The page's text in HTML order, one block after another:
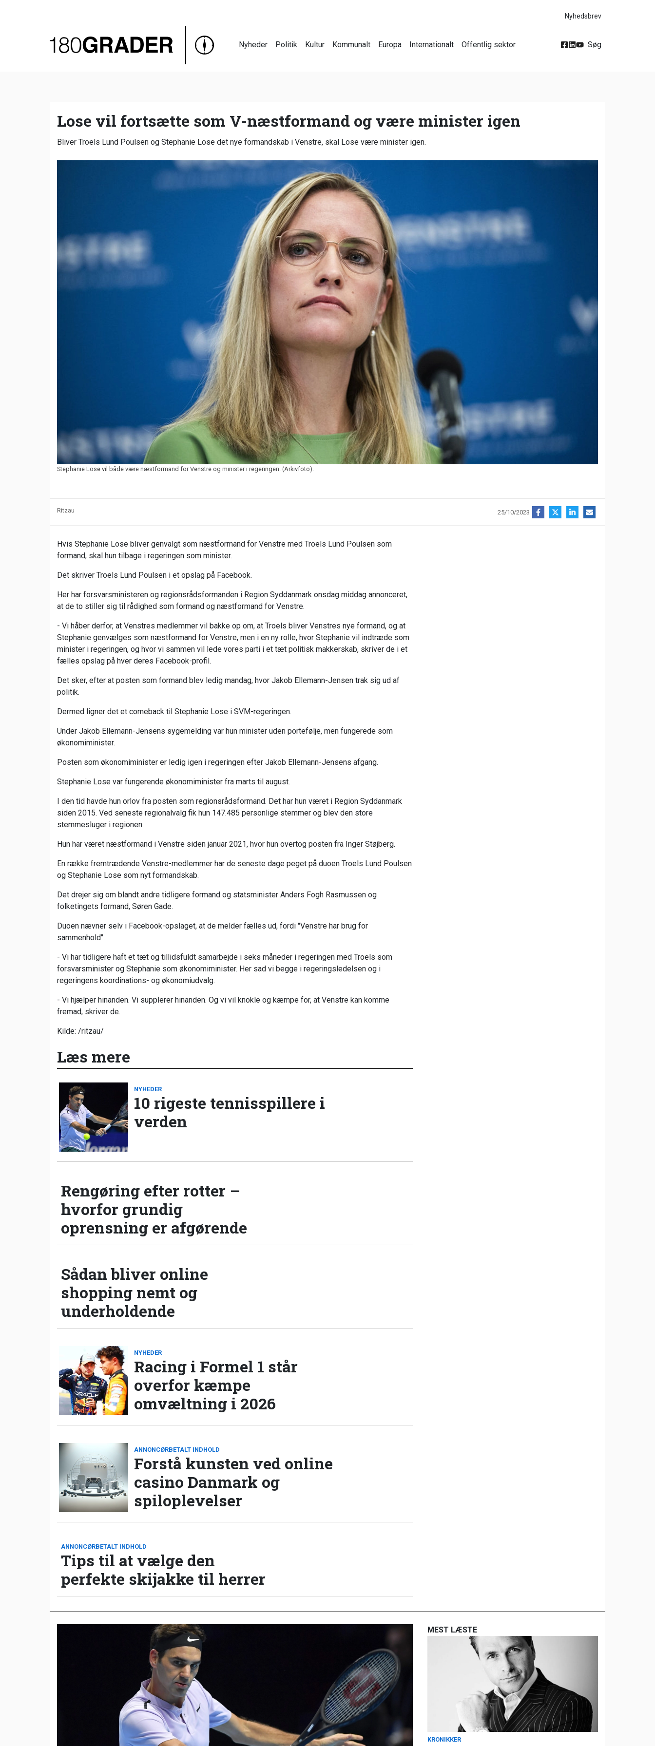
Nyhedsbrev
Nyheder Politik Kultur Kommunalt Europa Internationalt Offentlig sektor Søg
Lose vil fortsætte som V-næstformand og være minister igen
Bliver Troels Lund Poulsen og Stephanie Lose det nye formandskab i Venstre, skal Lose være minister igen.
Stephanie Lose vil både være næstformand for Venstre og minister i regeringen. (Arkivfoto).
Ritzau 25/10/2023
Hvis Stephanie Lose bliver genvalgt som næstformand for Venstre med Troels Lund Poulsen som
formand, skal hun tilbage i regeringen som minister.
Det skriver Troels Lund Poulsen i et opslag på Facebook.
Her har forsvarsministeren og regionsrådsformanden i Region Syddanmark onsdag middag annonceret,
at de to stiller sig til rådighed som formand og næstformand for Venstre.
- Vi håber derfor, at Venstres medlemmer vil bakke op om, at Troels bliver Venstres nye formand, og at
Stephanie genvælges som næstformand for Venstre, men i en ny rolle, hvor Stephanie vil indtræde som
minister i regeringen, og hvor vi sammen vil lede vores parti i et tæt politisk makkerskab, skriver de i et
fælles opslag på hver deres Facebook-profil.
Det sker, efter at posten som formand blev ledig mandag, hvor Jakob Ellemann-Jensen trak sig ud af
politik.
Dermed ligner det et comeback til Stephanie Lose i SVM-regeringen.
Under Jakob Ellemann-Jensens sygemelding var hun minister uden portefølje, men fungerede som
økonomiminister.
Posten som økonomiminister er ledig igen i regeringen efter Jakob Ellemann-Jensens afgang.
Stephanie Lose var fungerende økonomiminister fra marts til august.
I den tid havde hun orlov fra posten som regionsrådsformand. Det har hun været i Region Syddanmark
siden 2015. Ved seneste regionalvalg fik hun 147.485 personlige stemmer og blev den store
stemmesluger i regionen.
Hun har været næstformand i Venstre siden januar 2021, hvor hun overtog posten fra Inger Støjberg.
En række fremtrædende Venstre-medlemmer har de seneste dage peget på duoen Troels Lund Poulsen
og Stephanie Lose som nyt formandskab.
Det drejer sig om blandt andre tidligere formand og statsminister Anders Fogh Rasmussen og
folketingets formand, Søren Gade.
Duoen nævner selv i Facebook-opslaget, at de melder fælles ud, fordi "Venstre har brug for
sammenhold".
- Vi har tidligere haft et tæt og tillidsfuldt samarbejde i seks måneder i regeringen med Troels som
forsvarsminister og Stephanie som økonomiminister. Her sad vi begge i regeringsledelsen og i
regeringens koordinations- og økonomiudvalg.
- Vi hjælper hinanden. Vi supplerer hinanden. Og vi vil knokle og kæmpe for, at Venstre kan komme
fremad, skriver de.
Kilde: /ritzau/
Læs mere
NYHEDER
10 rigeste tennisspillere i
verden
Rengøring efter rotter –
hvorfor grundig
oprensning er afgørende
Sådan bliver online
shopping nemt og
underholdende
NYHEDER
Racing i Formel 1 står
overfor kæmpe
omvæltning i 2026
ANNONCØRBETALT INDHOLD
Forstå kunsten ved online
casino Danmark og
spiloplevelser
ANNONCØRBETALT INDHOLD
Tips til at vælge den
perfekte skijakke til herrer
MEST LÆSTE
KRONIKKER